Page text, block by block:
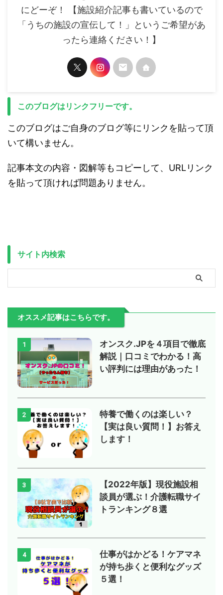
にどーぞ！ 【施設紹介記事も書いているので
「うちの施設の宣伝して！」というご希望があ
ったら連絡ください！】
このブログはリンクフリーです。
このブログはご自身のブログ等にリンクを貼って頂
いて構いません。
記事本文の内容・図解等もコピーして、URLリンク
を貼って頂ければ問題ありません。
サイト内検索
オススメ記事はこちらです。
1
オンスク.JPを４項目で徹底
解説｜口コミでわかる！高
い評判には理由があった！
2
特養で働くのは楽しい？
【実は良い質問！】お答え
します！
3
【2022年版】現役施設相
談員が選ぶ！介護転職サイ
トランキング８選
4
仕事がはかどる！ケアマネ
が持ち歩くと便利なグッズ
５選！